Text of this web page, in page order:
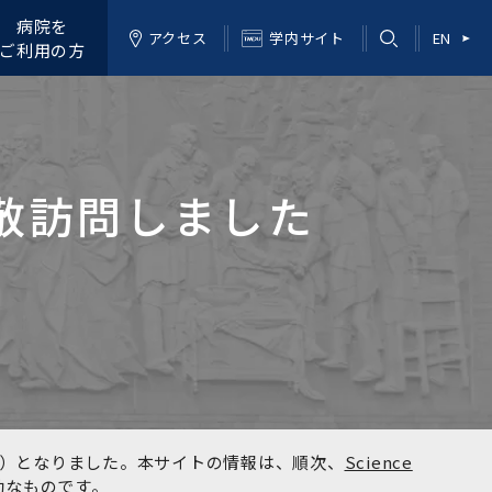
病院を
ご利用の方
アクセス 学内サイト EN
訪問しました
なりました。本サイトの情報は、順次、 Science
ものです。